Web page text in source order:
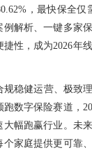
，最快保全仅
例解析、一键多家
性，成为2026年
稳健运营、极致
数字保险赛道，
幅跑赢行业。未
家庭提供更可靠